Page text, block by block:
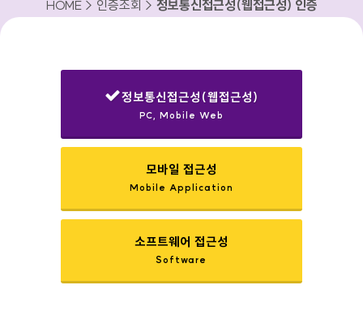
HOME > 인증조회 > 정보통신접근성(웹접근성) 인증
정보통신접근성(웹접근성)
PC, Mobile Web
모바일 접근성
Mobile Application
소프트웨어 접근성
Software